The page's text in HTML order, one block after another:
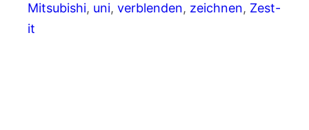
Mitsubishi, uni, verblenden, zeichnen, Zest-
it